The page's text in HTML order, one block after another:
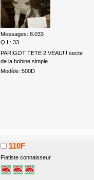
Messages: 8.033
Q.I.: 33
PARIGOT TETE 2 VEAU!!! secte
de la bobine simple
Modèle: 500D
110F
Fiatiste connaisseur